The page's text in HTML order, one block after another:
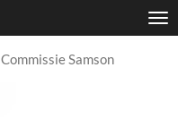
Commissie Samson